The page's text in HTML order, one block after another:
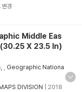
변경
Middle Eas
X 23.5 In)
Geographic Nationa
DIVISION
2018